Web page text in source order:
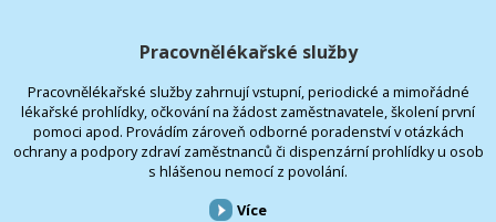
Pracovnělékařské služby
Pracovnělékařské služby zahrnují vstupní, periodické a mimořádné
lékařské prohlídky, očkování na žádost zaměstnavatele, školení první
pomoci apod. Provádím zároveň odborné poradenství v otázkách
ochrany a podpory zdraví zaměstnanců či dispenzární prohlídky u osob
s hlášenou nemocí z povolání.
Více